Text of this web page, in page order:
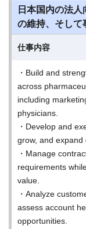
日本国内の法
の維持、そして
仕事内容
・Build and
across
including
physicians.
・Develop and
grow, and expand
・Manage
requirements
value.
・Analyze
assess account
opportunities.